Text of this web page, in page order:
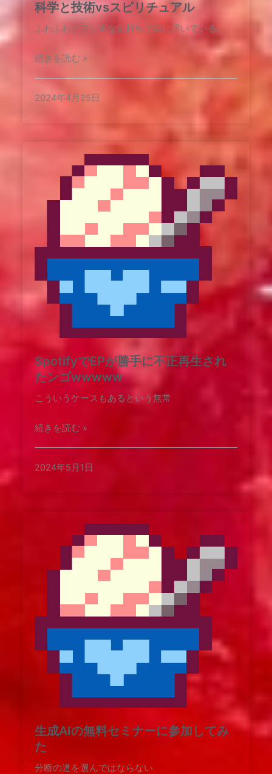
科学と技術vsスピリチュアル
ふわふわとフシギな気持ちで宙に浮いている。
続きを読む »
2024年4月25日
SpotifyでEPが勝手に不正再生され
たンゴwwwww
こういうケースもあるという無常
続きを読む »
2024年5月1日
生成AIの無料セミナーに参加してみ
た
分断の道を選んではならない